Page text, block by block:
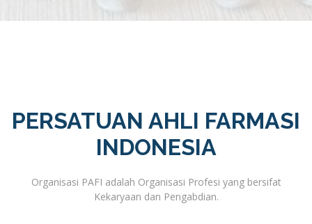
PERSATUAN AHLI FARMASI
INDONESIA
Organisasi PAFI adalah Organisasi Profesi yang bersifat
Kekaryaan dan Pengabdian.